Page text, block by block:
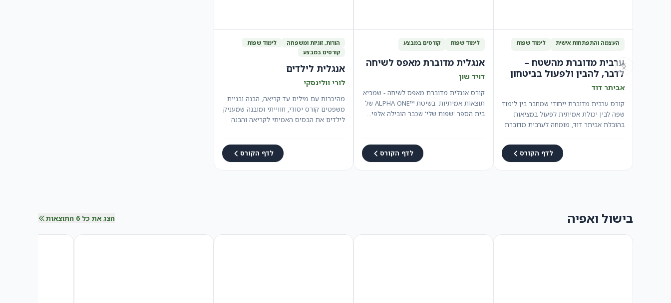
העצמה והתפתחות אישית לימוד שפות
ערבית מדוברת מהשטח –
לדבר, להבין ולפעול בביטחון
אביתר דוד
קורס ערבית מדוברת ייחודי שמחבר בין לימוד
שפה לבין יכולת אמיתית לפעול במציאות.
בהובלת אביתר דוד, מומחה לערבית מדוברת
לדף הקורס
לימוד שפות קורסים במבצע
אנגלית מדוברת מאפס לשיחה
דויד שון
קורס אנגלית מדוברת מאפס לשיחה - שמביא
תוצאות אמיתיות. בשיטת ™ALPHA ONE של
בית הספר 'שפות שלי' שכבר הובילה אלפי…
לדף הקורס
הורות, זוגיות ומשפחה
לימוד שפות
קורסים במבצע
אנגלית לילדים
לורי וולינסקי
מהיכרות עם מילים עד קריאה, הבנה ובניית
משפטים קורס יסודי, חווייתי ומובנה שמעניק
לילדים את הבסיס האמיתי לקריאה והבנה
לדף הקורס
בישול ואפיה הצג את כל 6 התוצאות